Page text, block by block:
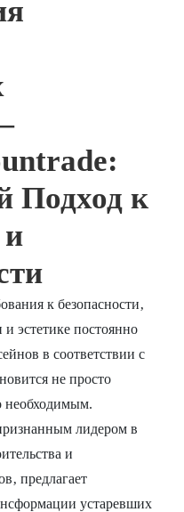
Подход к
к безопасности‚
эстетике постоянно
в соответствии с
не просто
необходимым.
лидером в
и
предлагает
устаревших